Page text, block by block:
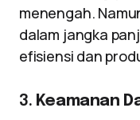
menengah.
dalam jangka
efisiensi dan
3. Keamanan